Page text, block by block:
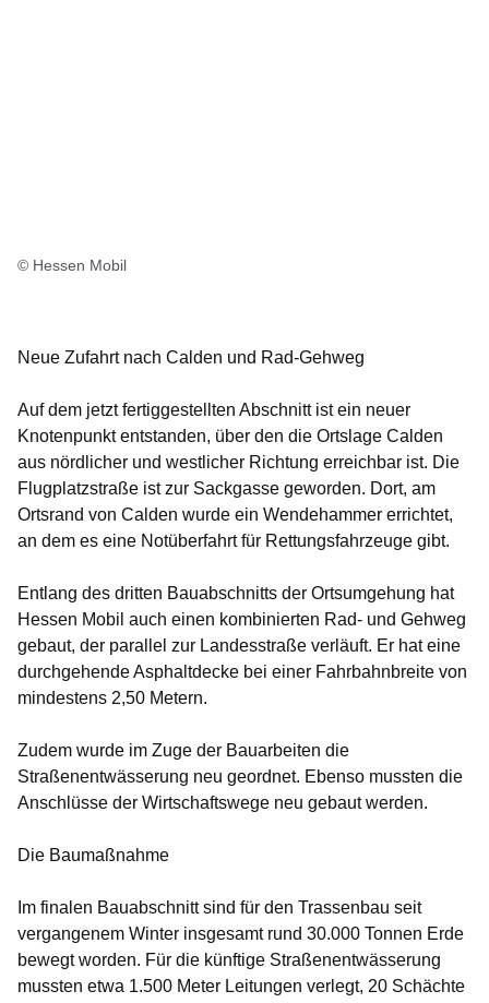
© Hessen Mobil
Neue Zufahrt nach Calden und Rad-Gehweg
Auf dem jetzt fertiggestellten Abschnitt ist ein neuer
Knotenpunkt entstanden, über den die Ortslage Calden
aus nördlicher und westlicher Richtung erreichbar ist. Die
Flugplatzstraße ist zur Sackgasse geworden. Dort, am
Ortsrand von Calden wurde ein Wendehammer errichtet,
an dem es eine Notüberfahrt für Rettungsfahrzeuge gibt.
Entlang des dritten Bauabschnitts der Ortsumgehung hat
Hessen Mobil auch einen kombinierten Rad- und Gehweg
gebaut, der parallel zur Landesstraße verläuft. Er hat eine
durchgehende Asphaltdecke bei einer Fahrbahnbreite von
mindestens 2,50 Metern.
Zudem wurde im Zuge der Bauarbeiten die
Straßenentwässerung neu geordnet. Ebenso mussten die
Anschlüsse der Wirtschaftswege neu gebaut werden.
Die Baumaßnahme
Im finalen Bauabschnitt sind für den Trassenbau seit
vergangenem Winter insgesamt rund 30.000 Tonnen Erde
bewegt worden. Für die künftige Straßenentwässerung
mussten etwa 1.500 Meter Leitungen verlegt, 20 Schächte